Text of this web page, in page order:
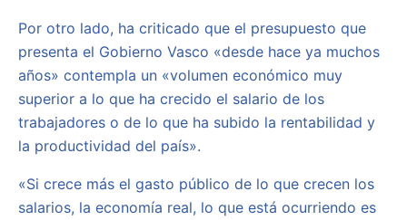
Por otro lado, ha criticado que el presupuesto que
presenta el Gobierno Vasco «desde hace ya muchos
años» contempla un «volumen económico muy
superior a lo que ha crecido el salario de los
trabajadores o de lo que ha subido la rentabilidad y
la productividad del país».
«Si crece más el gasto público de lo que crecen los
salarios, la economía real, lo que está ocurriendo es